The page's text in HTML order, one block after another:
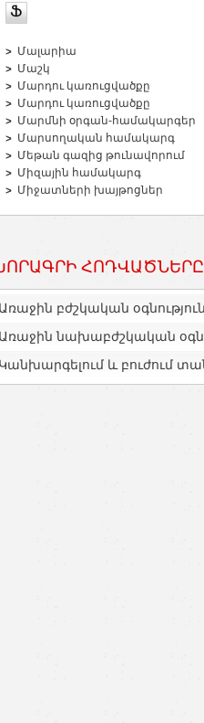
Ֆ
Մալարիա
Մաշկ
Մարդու կառուցվածքը
Մարդու կառուցվածքը
Մարմնի օրգան-համակարգեր
Մարսողական համակարգ
Մեթան գազից թունավորում
Միզային համակարգ
Միջատների խայթոցներ
ՀՈԴՎԱԾՆԵՐԸ
Առաջին բժշկական
Առաջին նախաբժշկական
Կանխարգելում և բուժում